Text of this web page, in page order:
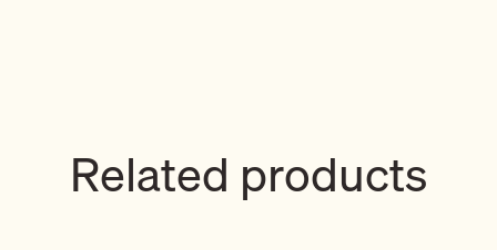
Related products